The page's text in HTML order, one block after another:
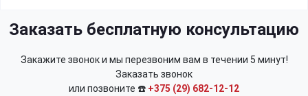
Заказать бесплатную консультацию
Закажите звонок и мы перезвоним вам в течении 5 минут!
Заказать звонок
или позвоните ☎️ +375 (29) 682-12-12